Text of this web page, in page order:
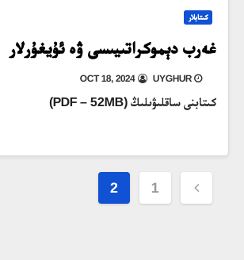
كىتابلار
غەرب دېموكراتىيىسى ۋە ئۇيغۇرلار
OCT 18, 2024 UYGHUR
كىتابنى ساقلىۋىلىڭ (PDF – 52MB)
Posts
pagination
1
2